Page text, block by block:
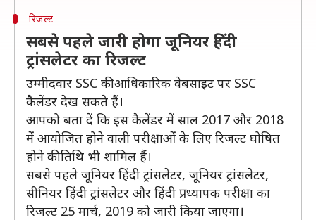
रिजल्ट
सबसे पहले जारी होगा जूनियर हिंदी
ट्रांसलेटर का रिजल्ट
उम्मीदवार SSC की आधिकारिक वेबसाइट पर SSC
कैलेंडर देख सकते हैं।
आपको बता दें कि इस कैलेंडर में साल 2017 और 2018
में आयोजित होने वाली परीक्षाओं के लिए रिजल्ट घोषित
होने की तिथि भी शामिल हैं।
सबसे पहले जूनियर हिंदी ट्रांसलेटर, जूनियर ट्रांसलेटर,
सीनियर हिंदी ट्रांसलेटर और हिंदी प्रध्यापक परीक्षा का
रिजल्ट 25 मार्च, 2019 को जारी किया जाएगा।